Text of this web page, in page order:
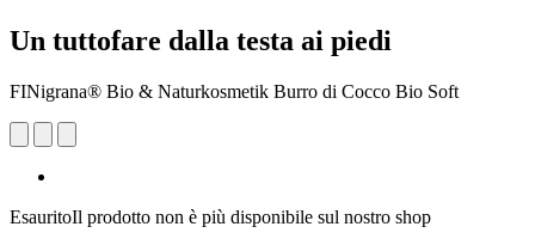
Un tuttofare dalla testa ai piedi
FINigrana® Bio & Naturkosmetik Burro di Cocco Bio Soft
EsauritoIl prodotto non è più disponibile sul nostro shop